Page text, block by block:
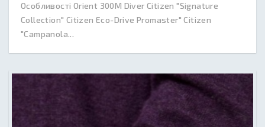
Особливості Orient 300M Diver Citizen "Signature
Collection" Citizen Eco-Drive Promaster" Citizen
"Campanola...